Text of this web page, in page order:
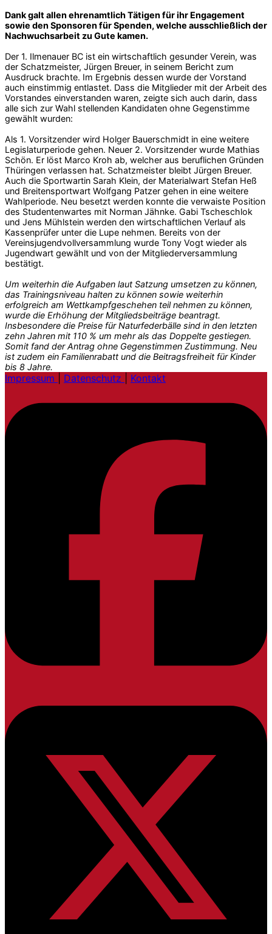
Dank galt allen ehrenamtlich Tätigen für ihr Engagement
sowie den Sponsoren für Spenden, welche ausschließlich der
Nachwuchsarbeit zu Gute kamen.
Der 1. Ilmenauer BC ist ein wirtschaftlich gesunder Verein, was
der Schatzmeister, Jürgen Breuer, in seinem Bericht zum
Ausdruck brachte. Im Ergebnis dessen wurde der Vorstand
auch einstimmig entlastet. Dass die Mitglieder mit der Arbeit des
Vorstandes einverstanden waren, zeigte sich auch darin, dass
alle sich zur Wahl stellenden Kandidaten ohne Gegenstimme
gewählt wurden:
Als 1. Vorsitzender wird Holger Bauerschmidt in eine weitere
Legislaturperiode gehen. Neuer 2. Vorsitzender wurde Mathias
Schön. Er löst Marco Kroh ab, welcher aus beruflichen Gründen
Thüringen verlassen hat. Schatzmeister bleibt Jürgen Breuer.
Auch die Sportwartin Sarah Klein, der Materialwart Stefan Heß
und Breitensportwart Wolfgang Patzer gehen in eine weitere
Wahlperiode. Neu besetzt werden konnte die verwaiste Position
des Studentenwartes mit Norman Jähnke. Gabi Tscheschlok
und Jens Mühlstein werden den wirtschaftlichen Verlauf als
Kassenprüfer unter die Lupe nehmen. Bereits von der
Vereinsjugendvollversammlung wurde Tony Vogt wieder als
Jugendwart gewählt und von der Mitgliederversammlung
bestätigt.
Um weiterhin die Aufgaben laut Satzung umsetzen zu können,
das Trainingsniveau halten zu können sowie weiterhin
erfolgreich am Wettkampfgeschehen teil nehmen zu können,
wurde die Erhöhung der Mitgliedsbeiträge beantragt.
Insbesondere die Preise für Naturfederbälle sind in den letzten
zehn Jahren mit 110 % um mehr als das Doppelte gestiegen.
Somit fand der Antrag ohne Gegenstimmen Zustimmung. Neu
ist zudem ein Familienrabatt und die Beitragsfreiheit für Kinder
bis 8 Jahre.
Impressum Datenschutz Kontakt